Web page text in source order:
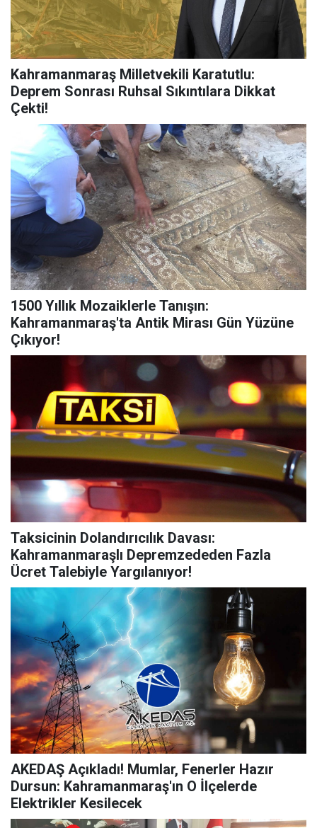
Kahramanmaraş Milletvekili Karatutlu:
Deprem Sonrası Ruhsal Sıkıntılara Dikkat
Çekti!
1500 Yıllık Mozaiklerle Tanışın:
Kahramanmaraş'ta Antik Mirası Gün Yüzüne
Çıkıyor!
Taksicinin Dolandırıcılık Davası:
Kahramanmaraşlı Depremzededen Fazla
Ücret Talebiyle Yargılanıyor!
AKEDAŞ Açıkladı! Mumlar, Fenerler Hazır
Dursun: Kahramanmaraş'ın O İlçelerde
Elektrikler Kesilecek